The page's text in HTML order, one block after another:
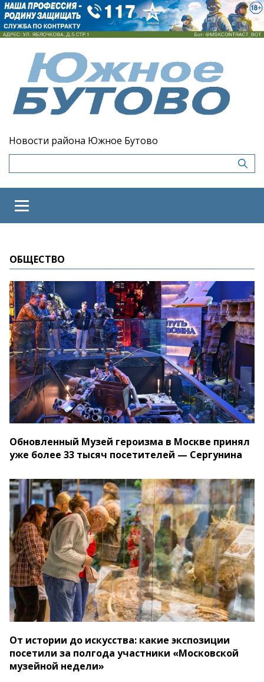
Новости района Южное Бутово
ОБЩЕСТВО
Обновленный Музей героизма в Москве принял
уже более 33 тысяч посетителей — Сергунина
От истории до искусства: какие экспозиции
посетили за полгода участники «Московской
музейной недели»